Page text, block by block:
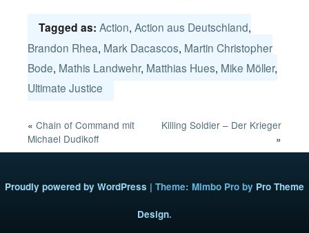
Tagged as: Action, Action aus Deutschland,
Brandon Rhea, Mark Dacascos, Martin Christopher
Bode, Mathis Landwehr, Matthias Hues, Mike Möller,
Ultimate Justice
« Chain of Command mit
Michael Dudikoff
Killing Soldier – Der Krieger
»
Proudly powered by WordPress | Theme: Mimbo Pro by Pro Theme
Design.